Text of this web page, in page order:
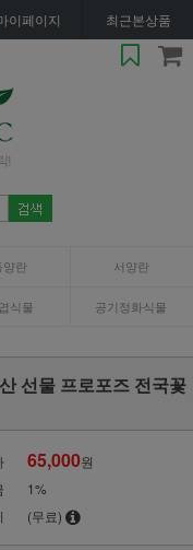
이페이지 최근본상품
양란 서양란
식물 공기정화식물
선물 프로포즈 전국꽃
65,000원
1%
(무료)